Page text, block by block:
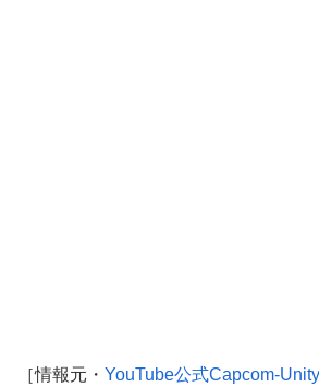
［情報元・ YouTube公式Capcom-